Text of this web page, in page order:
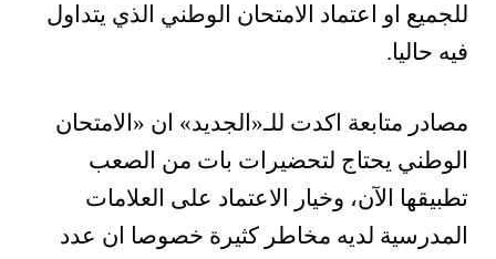
للجميع او اعتماد الامتحان الوطني الذي يتداول
فيه حاليا.
مصادر متابعة اكدت للـ«الجديد» ان «الامتحان
الوطني يحتاج لتحضيرات بات من الصعب
تطبيقها الآن، وخيار الاعتماد على العلامات
المدرسية لديه مخاطر كثيرة خصوصا ان عدد